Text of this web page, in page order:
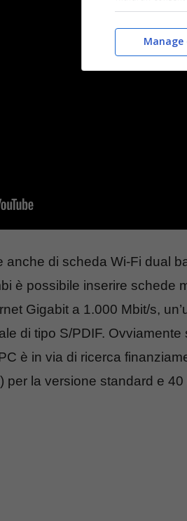
anche di scheda Wi-Fi dual
è possibile inserire schede
Gigabit a 1.000 Mbit/s,
di tipo S/PDIF.
è in via di ricerca
per la versione standard e